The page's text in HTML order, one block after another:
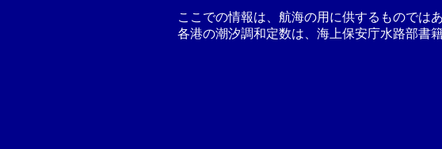
ここでの情報は、航海の用に供するものでは
各港の潮汐調和定数は、海上保安庁水路部書